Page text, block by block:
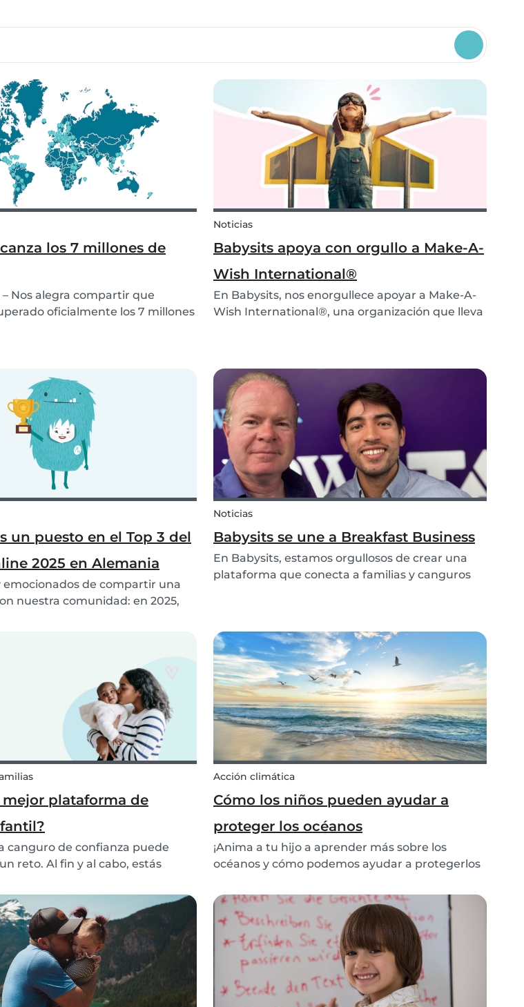
los 7 millones de
– Nos alegra compartir que
oficialmente los 7 millones
qu...
Noticias
Babysits apoya con orgullo a Make-A-
Wish International®
En Babysits, nos enorgullece apoyar a Make-A-
Wish International®, una organización que lleva
un puesto en el Top 3 del
2025 en Alemania
emocionados de compartir una
nuestra comunidad: en 2025,
🏆🇩🇪
Noticias
Babysits se une a Breakfast Business
En Babysits, estamos orgullosos de crear una
plataforma que conecta a familias y canguros
nuestro recorrido y misió...
mejor plataforma de
canguro de confianza puede
reto. Al fin y al cabo, estás
personas encuentran una
de su red personal: una vecina,
h...
Acción climática
Cómo los niños pueden ayudar a
proteger los océanos
¡Anima a tu hijo a aprender más sobre los
océanos y cómo podemos ayudar a protegerlos